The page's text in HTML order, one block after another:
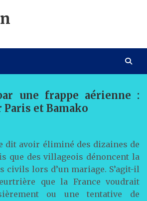
une frappe aérienne :
et Bamako
dit avoir éliminé des dizaines de
que des villageois dénoncent la
civils lors d’un mariage. S’agit-il
que la France voudrait
ou une tentative de